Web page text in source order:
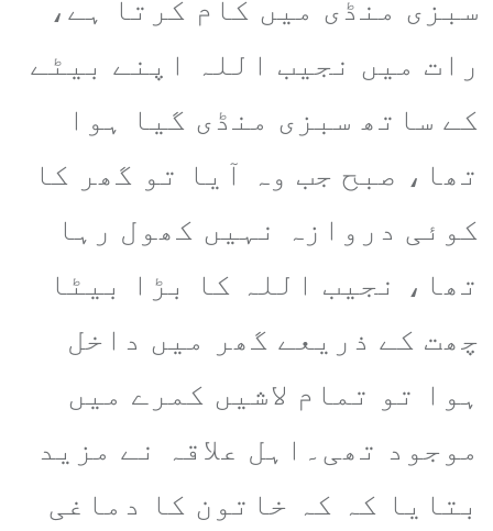
سبزی منڈی میں کام کرتا ہے،
رات میں نجیب اللہ اپنے بیٹے
کے ساتھ سبزی منڈی گیا ہوا
تھا، صبح جب وہ آیا تو گھر کا
کوئی دروازہ نہیں کھول رہا
تھا، نجیب اللہ کا بڑا بیٹا
چھت کے ذریعے گھر میں داخل
ہوا تو تمام لاشیں کمرے میں
موجود تھی۔اہل علاقہ نے مزید
بتایا کہ کہ خاتون کا دماغی